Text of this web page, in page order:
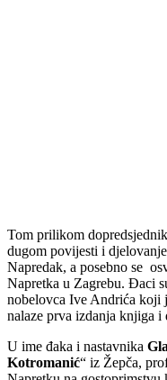
Tom prilikom
dugom povijesti i
Napredak, a posebno se
Napretka u Zagrebu. Đaci
nobelovca Ive Andrića koji
nalaze prva izdanja knjiga
U ime đaka i nastavnika
Kotromanić“ iz Žepča,